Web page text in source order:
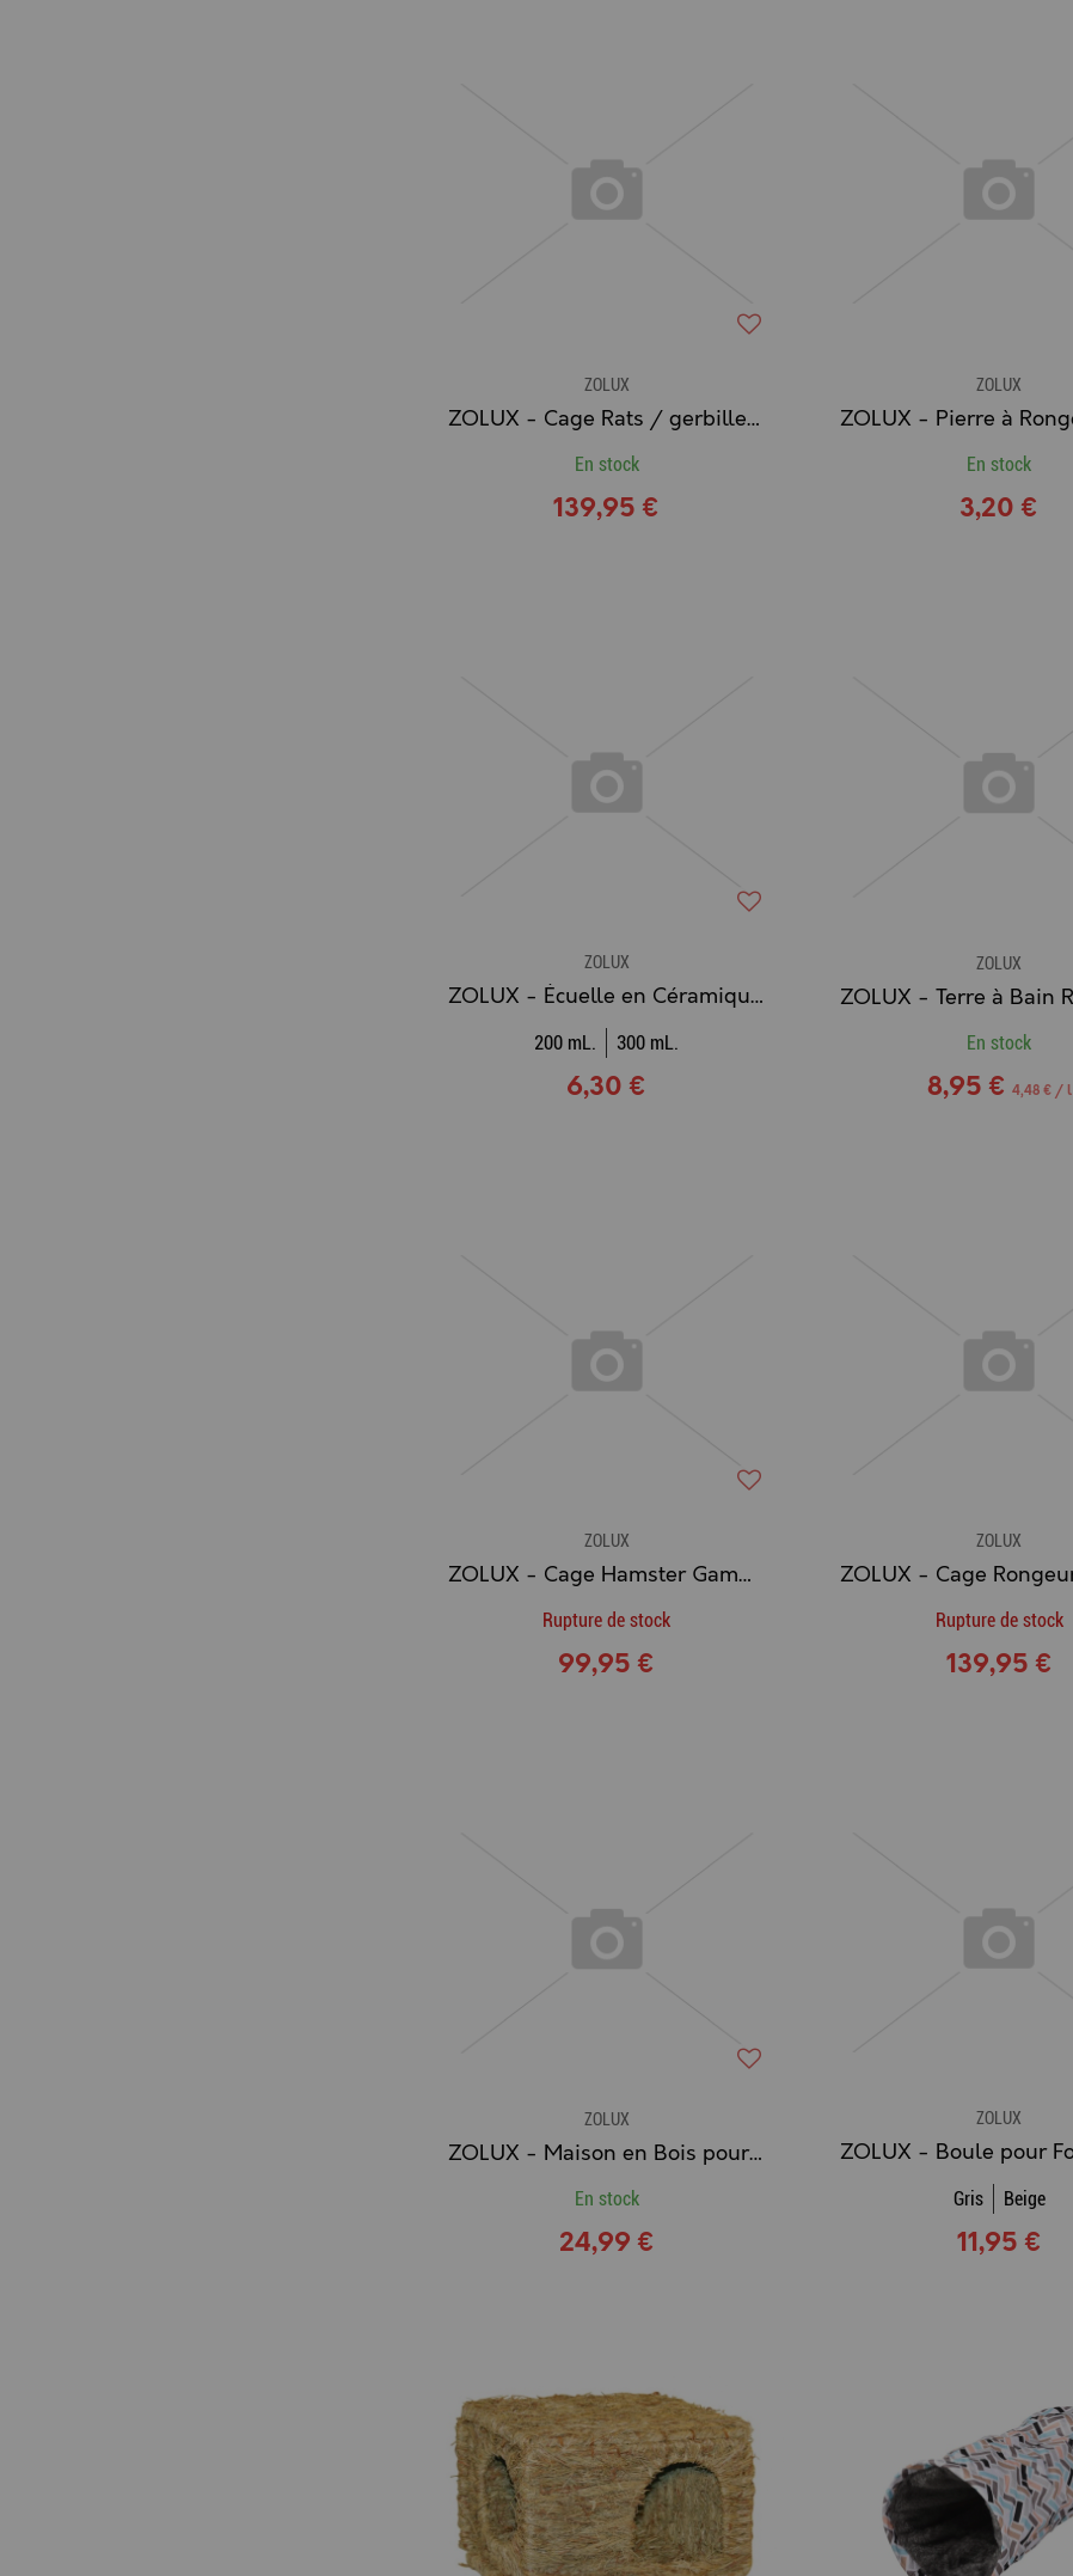
ZOLUX
ZOLUX - Cage Rats / gerbilles Gamme PANAS COLOUR (80 cm.)
En stock
139,95 €
ZOLUX
En stock
3,20 €
ZOLUX
ZOLUX - Écuelle en Céramique Rongeurs E'HOP Vert
200 mL. 300 mL.
6,30 €
ZOLUX
En stock
8,95 € 4,48 € / l
ZOLUX
ZOLUX - Cage Hamster Gamme NANO LIFE (80 cm.)
Rupture de stock
99,95 €
ZOLUX
Rupture de stock
139,95 €
ZOLUX
ZOLUX - Maison en Bois pour Rongeur HOME Color
En stock
24,99 €
ZOLUX
Gris Beige
11,95 €